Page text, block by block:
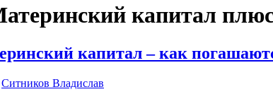
капитал
капитал – как
Ситников Владислав